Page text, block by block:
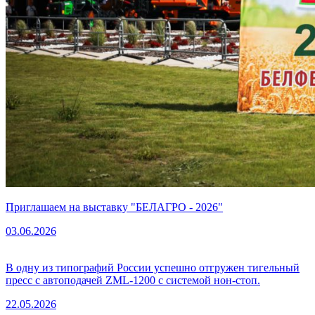
Приглашаем на выставку "БЕЛАГРО - 2026"
03.06.2026
В одну из типографий России успешно отгружен тигельный
пресс с автоподачей ZML-1200 с системой нон-стоп.
22.05.2026